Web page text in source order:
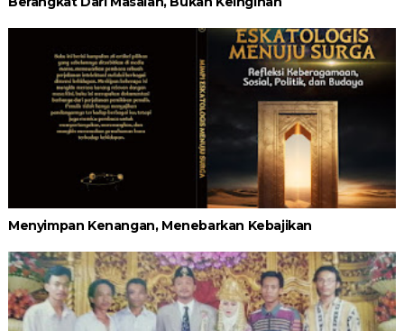
Menyimpan Kenangan, Menebarkan Kebajikan